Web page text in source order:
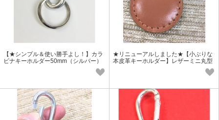
【★シンプル＆使い勝手よし！】カラ
ビナキーホルダー50mm（シルバー）
★リニューアルしました★【小ぶりな
本皮革キーホルダー】レザーミニ丸型